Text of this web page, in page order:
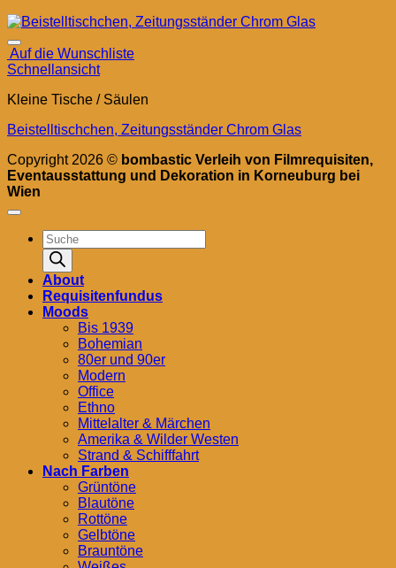
Auf die Wunschliste
Schnellansicht
Kleine Tische / Säulen
Beistelltischchen, Zeitungsständer Chrom Glas
Copyright 2026 © bombastic Verleih von Filmrequisiten,
Eventausstattung und Dekoration in Korneuburg bei
Wien
Products
search
About
Requisitenfundus
Moods
Bis 1939
Bohemian
80er und 90er
Modern
Office
Ethno
Mittelalter & Märchen
Amerika & Wilder Westen
Strand & Schifffahrt
Nach Farben
Grüntöne
Blautöne
Rottöne
Gelbtöne
Brauntöne